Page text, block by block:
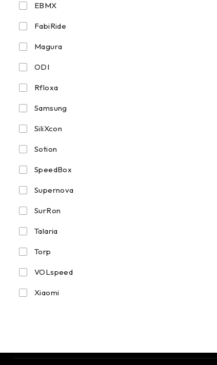
EBMX
FabiRide
Magura
ODI
Rfloxa
Samsung
SiliXcon
Sotion
SpeedBox
Supernova
SurRon
Talaria
Torp
VOLspeed
Xiaomi